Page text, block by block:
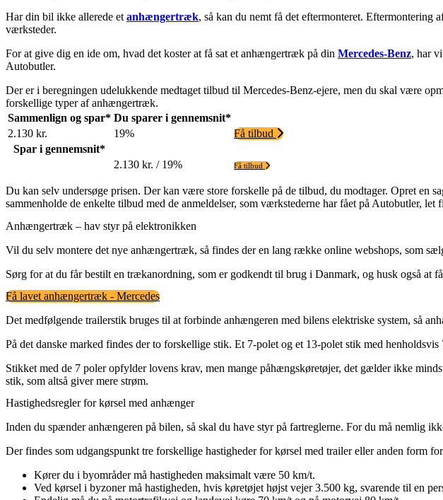
Har din bil ikke allerede etanhængertræk, så kan du nemt få det eftermonteret.
værksteder.
For at give dig en ide om, hvad det koster at få sat et anhængertræk på din Mercedes-Benz, har
Autobutler.
Der er i beregningen udelukkende medtaget tilbud til Mercedes-Benz-ejere, men du skal være
forskellige typer af anhængertræk.
Sammenlign og spar* Du sparer i gennemsnit*
2.130 kr.
19%
Få tilbud
Spar i gennemsnit*
2.130 kr. / 19%
Få tilbud
Du kan selv undersøge prisen. Der kan være store forskelle på de tilbud, du modtager. Opret en
sammenholde de enkelte tilbud med de anmeldelser, som værkstederne har fået på Autobutler,
Anhængertræk – hav styr på elektronikken
Vil du selv montere det nye anhængertræk, så findes der en lang række online webshops, som
Sørg for at du får bestilt en trækanordning, som er godkendt til brug i Danmark, og husk også at
Få lavet anhængertræk - Mercedes
Det medfølgende trailerstik bruges til at forbinde anhængeren med bilens elektriske system, så
På det danske marked findes der to forskellige stik. Et 7-polet og et 13-polet stik med
Stikket med de 7 poler opfylder lovens krav, men mange påhængskøretøjer, det gælder ikke
stik, som altså giver mere strøm.
Hastighedsregler for kørsel med anhænger
Inden du spænder anhængeren på bilen, så skal du have styr på fartreglerne. For du må nemlig
Der findes som udgangspunkt tre forskellige hastigheder for kørsel med trailer eller anden form
Kører du i byområder må hastigheden maksimalt være 50 km/t.
Ved kørsel i byzoner må hastigheden, hvis køretøjet højst vejer 3.500 kg, svarende til en